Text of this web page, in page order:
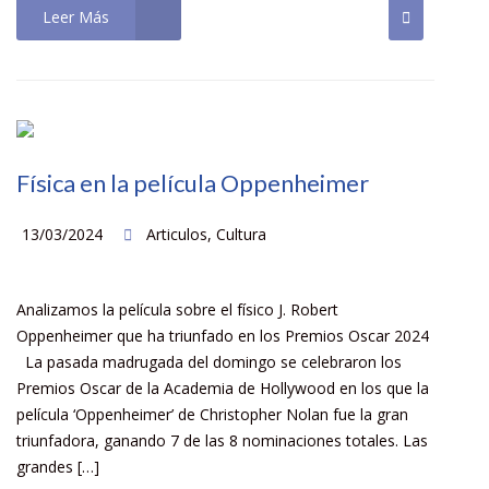
Leer Más
Física en la película Oppenheimer
13/03/2024 Articulos, Cultura
Analizamos la película sobre el físico J. Robert
Oppenheimer que ha triunfado en los Premios Oscar 2024
La pasada madrugada del domingo se celebraron los
Premios Oscar de la Academia de Hollywood en los que la
película ‘Oppenheimer’ de Christopher Nolan fue la gran
triunfadora, ganando 7 de las 8 nominaciones totales. Las
grandes […]